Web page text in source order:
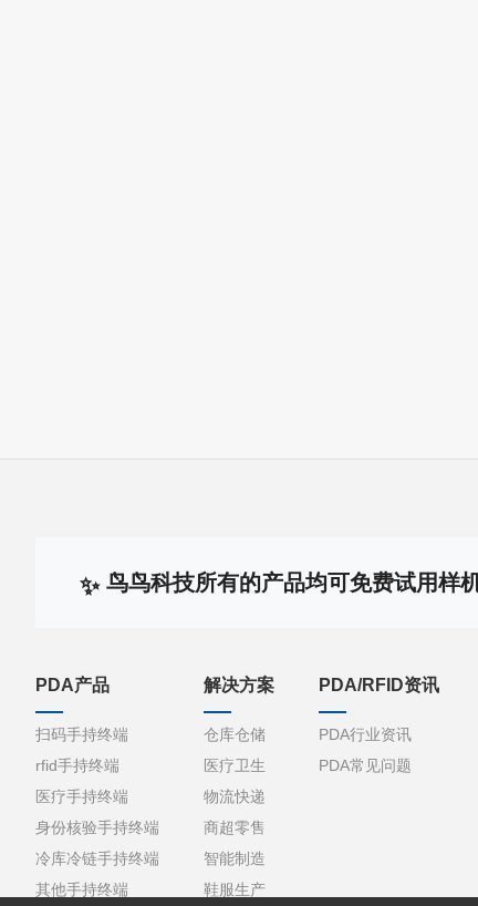
鸟鸟科技所有的产品均可免费试用样
PDA产品
扫码手持终端
rfid手持终端
医疗手持终端
身份核验手持终端
冷库冷链手持终端
其他手持终端
解决方案
仓库仓储
医疗卫生
物流快递
商超零售
智能制造
鞋服生产
PDA/RFID资讯
PDA行业资讯
PDA常见问题